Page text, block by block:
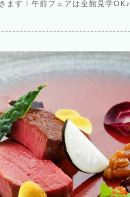
ます！午前フェアは全館見学OK♪